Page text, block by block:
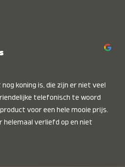
koning is, die zijn er niet veel
telefonisch te woord
voor een hele mooie prijs.
helemaal verliefd op en niet